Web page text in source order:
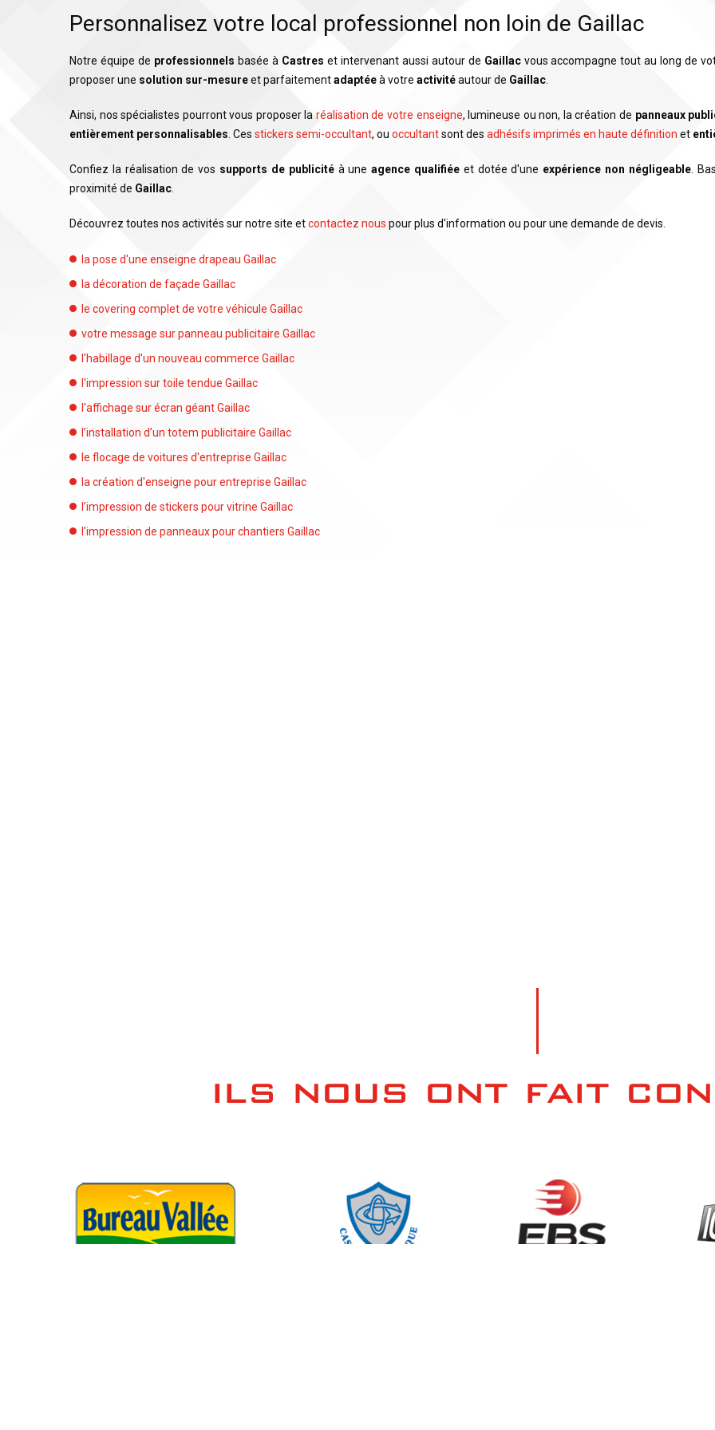
Personnalisez votre local professionnel non loin de Gaillac
Notre équipe de professionnels basée à Castres et intervenant aussi autour de Gaillacvous accompagne tout au long de
proposer une solution sur-mesureet parfaitementadaptéeà votre activitéautour de Gaillac
Ainsi, nos spécialistes pourront vous proposer la réalisation de votre enseigne, lumineuse ou non, la création de panneaux
entièrement personnalisables . Ces stickers semi-occultant, ou occultantsont des adhésifs imprimés en haute définition et
Confiez la réalisation de vos supports de publicitéà uneagence qualifiée et dotée d'une expérience non négligeable.
proximité de Gaillac
Découvrez toutes nos activités sur notre site etcontactez nous pour plus d'information ou pour une demande de devis.
la pose d'une enseigne drapeau Gaillac
la décoration de façade Gaillac
le covering complet de votre véhicule Gaillac
votre message sur panneau publicitaire Gaillac
l'habillage d'un nouveau commerce Gaillac
l'impression sur toile tendue Gaillac
l'affichage sur écran géant Gaillac
l’installation d’un totem publicitaire Gaillac
le flocage de voitures d'entreprise Gaillac
la création d'enseigne pour entreprise Gaillac
l’impression de stickers pour vitrine Gaillac
l'impression de panneaux pour chantiers Gaillac
ILS NOUS ONT FAIT